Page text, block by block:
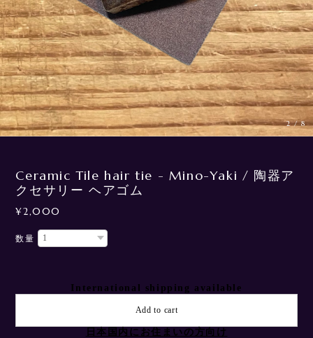
3/8
Ceramic Tile hair tie - Mino-Yaki / 陶器ア
クセサリー ヘアゴム
¥2,000
数量
International shipping available
Add to cart
日本国内にお住まいの方向け